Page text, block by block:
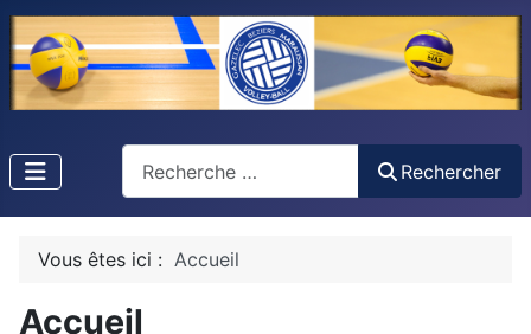
Rechercher
Vous êtes ici : Accueil
Accueil